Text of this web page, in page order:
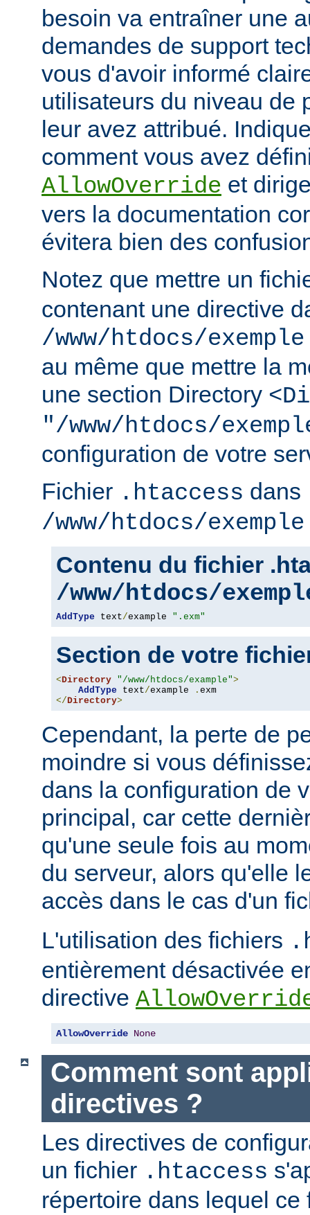
besoin va entraîner une
demandes de support
vous d'avoir informé
utilisateurs du niveau de
leur avez attribué.
comment vous avez
AllowOverride et
vers la documentation
évitera bien des
Notez que mettre un
contenant une directive
/www/htdocs/exemple
au même que mettre la
une section Directory
"/www/htdocs/
configuration de votre
Fichier .htaccess dans
/www/htdocs/exemple
Contenu du fichier
/www/htdocs/
AddType text/example ".exm"
Section de votre
<Directory "/www/htdocs/example">
AddType text/example .
</Directory>
Cependant, la perte de
moindre si vous
dans la configuration de
principal, car cette
qu'une seule fois au
du serveur, alors qu'elle
accès dans le cas d'un
L'utilisation des fichiers
entièrement désactivée
directive
AllowOverride None
Comment sont
directives ?
Les directives de
un fichier .htaccess
répertoire dans lequel